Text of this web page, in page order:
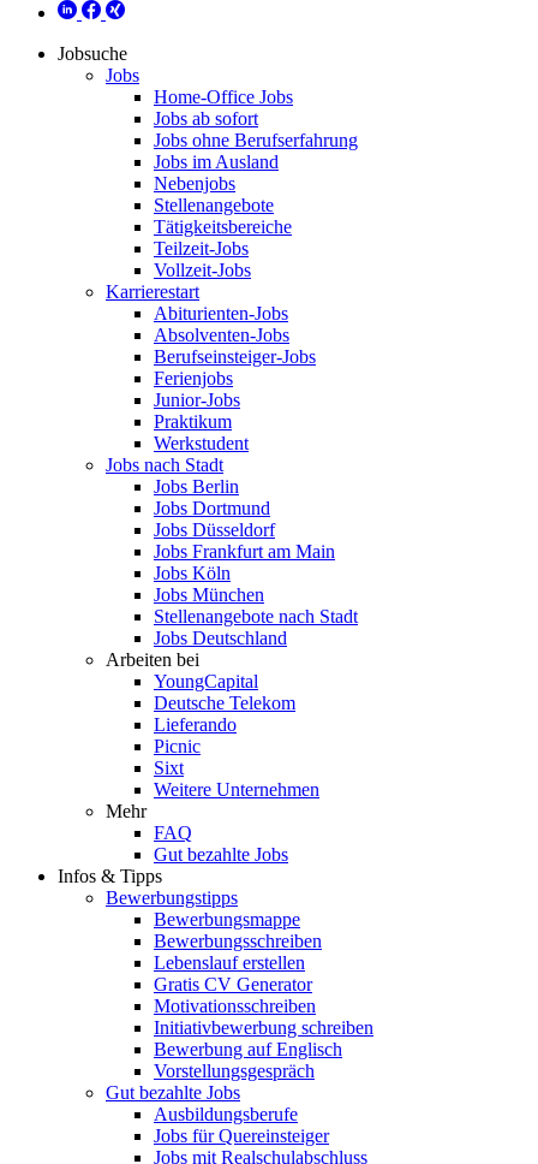
Jobsuche
Jobs
Home-Office Jobs
Jobs ab sofort
Jobs ohne Berufserfahrung
Jobs im Ausland
Nebenjobs
Stellenangebote
Tätigkeitsbereiche
Teilzeit-Jobs
Vollzeit-Jobs
Karrierestart
Abiturienten-Jobs
Absolventen-Jobs
Berufseinsteiger-Jobs
Ferienjobs
Junior-Jobs
Praktikum
Werkstudent
Jobs nach Stadt
Jobs Berlin
Jobs Dortmund
Jobs Düsseldorf
Jobs Frankfurt am Main
Jobs Köln
Jobs München
Stellenangebote nach Stadt
Jobs Deutschland
Arbeiten bei
YoungCapital
Deutsche Telekom
Lieferando
Picnic
Sixt
Weitere Unternehmen
Mehr
FAQ
Gut bezahlte Jobs
Infos & Tipps
Bewerbungstipps
Bewerbungsmappe
Bewerbungsschreiben
Lebenslauf erstellen
Gratis CV Generator
Motivationsschreiben
Initiativbewerbung schreiben
Bewerbung auf Englisch
Vorstellungsgespräch
Gut bezahlte Jobs
Ausbildungsberufe
Jobs für Quereinsteiger
Jobs mit Realschulabschluss